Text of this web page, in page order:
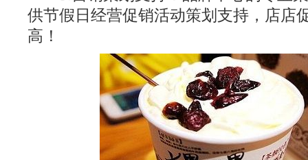
供节假日经营促销活动策划支持，店店
高！